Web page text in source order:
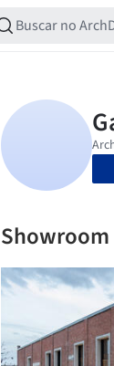
Showroom